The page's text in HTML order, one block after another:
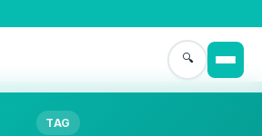
🔍
TAG